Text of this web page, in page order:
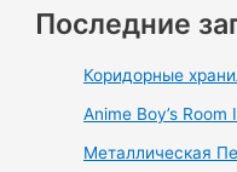
Последние
Коридорные
Anime Boy’s Room
Металлическая